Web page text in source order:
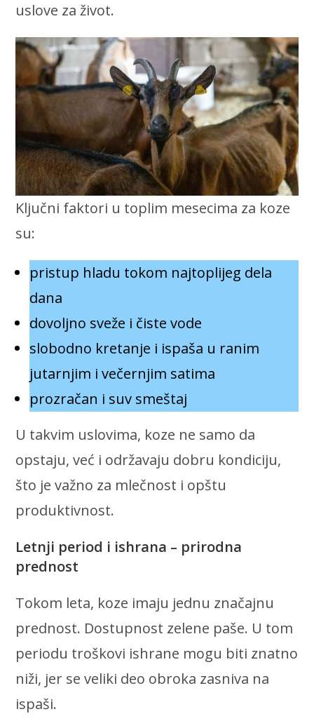
uslove za život.
Ključni faktori u toplim mesecima za koze
su:
pristup hladu tokom najtoplijeg dela
dana
dovoljno sveže i čiste vode
slobodno kretanje i ispaša u ranim
jutarnjim i večernjim satima
prozračan i suv smeštaj
U takvim uslovima, koze ne samo da
opstaju, već i održavaju dobru kondiciju,
što je važno za mlečnost i opštu
produktivnost.
Letnji period i ishrana – prirodna
prednost
Tokom leta, koze imaju jednu značajnu
prednost. Dostupnost zelene paše. U tom
periodu troškovi ishrane mogu biti znatno
niži, jer se veliki deo obroka zasniva na
ispaši.